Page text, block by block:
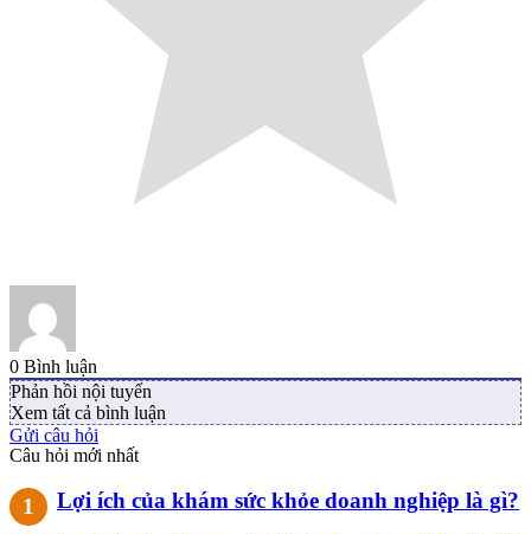
0 Bình luận
Phản hồi nội tuyến
Xem tất cả bình luận
Gửi câu hỏi
Câu hỏi mới nhất
Lợi ích của khám sức khỏe doanh nghiệp là gì?